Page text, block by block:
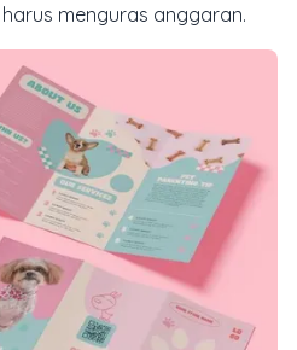
menguras anggaran.